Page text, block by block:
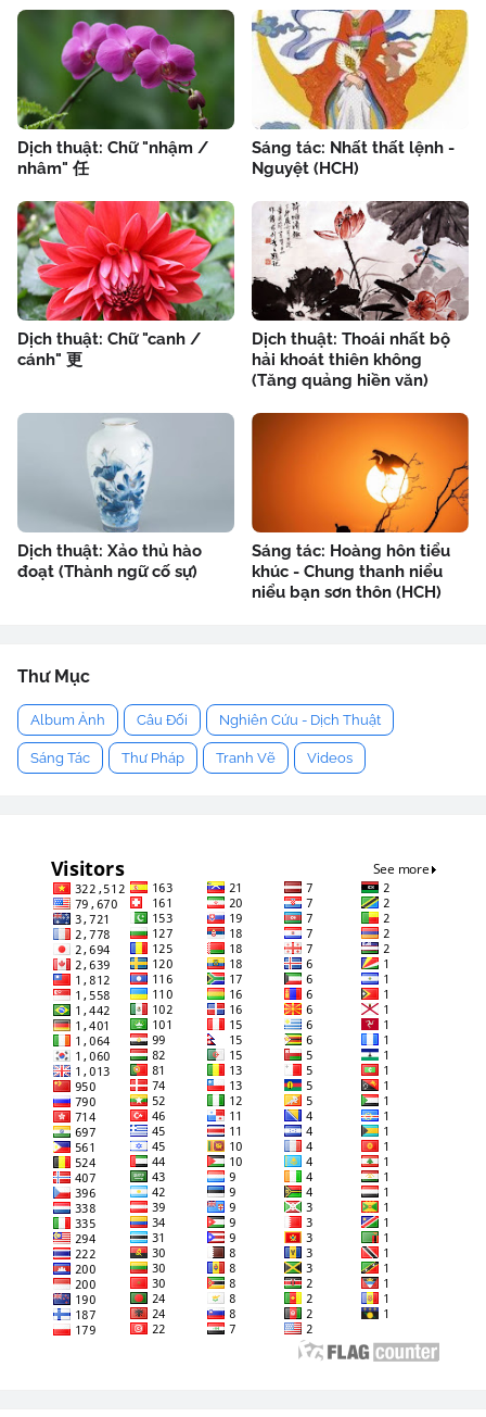
Dịch thuật: Chữ "nhậm /
nhâm" 任
Sáng tác: Nhất thất lệnh -
Nguyệt (HCH)
Dịch thuật: Chữ "canh /
cánh" 更
Dịch thuật: Thoái nhất bộ
hải khoát thiên không
(Tăng quảng hiền văn)
Dịch thuật: Xảo thủ hào
đoạt (Thành ngữ cố sự)
Sáng tác: Hoàng hôn tiểu
khúc - Chung thanh niểu
niểu bạn sơn thôn (HCH)
Thư Mục
Album Ảnh Câu Đối Nghiên Cứu - Dịch Thuật
Sáng Tác Thư Pháp Tranh Vẽ Videos